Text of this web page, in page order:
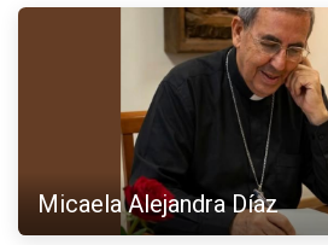
Micaela Alejandra Díaz